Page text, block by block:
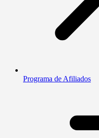
Programa de Afiliados